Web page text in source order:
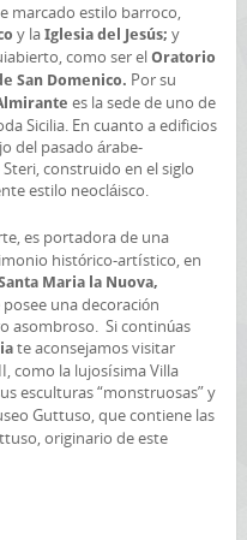
marcado estilo barroco,
y la Iglesia del Jesús; y
como ser el Oratorio
San Domenico. Por su
es la sede de uno de
Sicilia. En cuanto a edificios
del pasado árabe-
construido en el siglo
estilo neocláisco.
es portadora de una
histórico-artístico, en
Maria la Nuova,
una decoración
asombroso. Si continúas
te aconsejamos visitar
como la lujosísima Villa
esculturas “monstruosas” y
Guttuso, que contiene las
originario de este